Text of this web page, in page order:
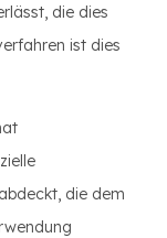
die dies
ist dies
die dem